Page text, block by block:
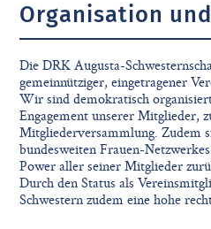
Organisation
Die DRK Augusta-
gemeinnütziger, eingetragener
Wir sind demokratisch
Engagement unserer Mitglieder,
Mitgliederversammlung. Zudem
bundesweiten Frauen-
Power aller seiner Mitglieder
Durch den Status als
Schwestern zudem eine hohe